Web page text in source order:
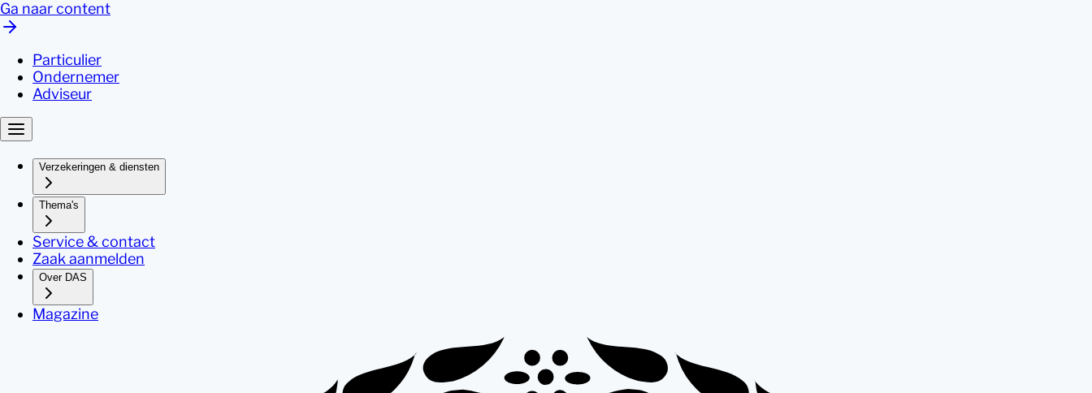
Ga naar content
Particulier
Ondernemer
Adviseur
Verzekeringen & diensten
Thema's
Service & contact
Zaak aanmelden
Over DAS
Magazine